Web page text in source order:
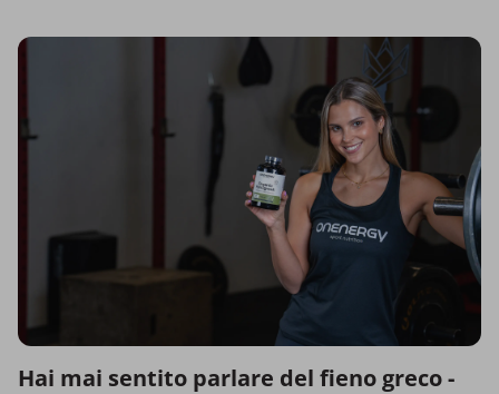
Hai mai sentito parlare del fieno greco -